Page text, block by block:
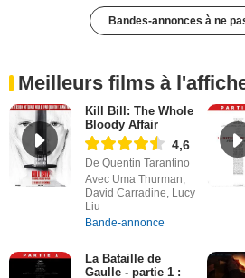
Bandes-annonces à ne
Meilleurs films à
Kill Bill: The Whole
Bloody Affair
4,6
De Quentin Tarantino
Avec Uma Thurman,
David Carradine, Lucy
Liu
Bande-annonce
La Bataille de
Gaulle - partie 1 :